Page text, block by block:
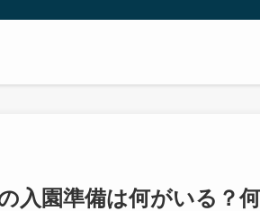
入園準備は何がいる？